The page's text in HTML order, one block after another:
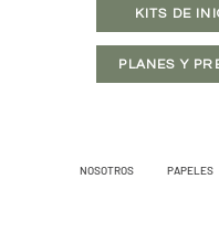
KITS DE
PLANES Y
NOSOTROS PAPELES